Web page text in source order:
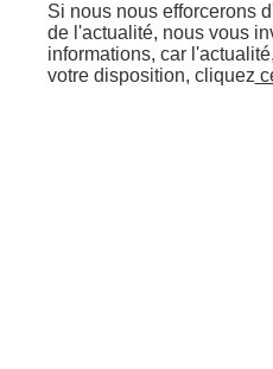
Si nous nous efforcerons
de l'actualité, nous vous
informations, car
votre disposition, cliquez